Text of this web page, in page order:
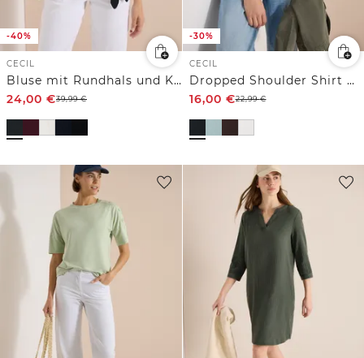
-40%
CECIL
Bluse mit Rundhals und Knotendetail
24,00 €39,99€
-30%
CECIL
Dropped Shoulder Shirt mit V-Neck
16,00 €22,99€